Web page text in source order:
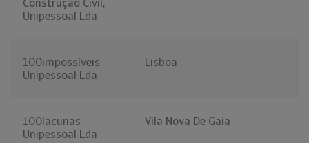
Construção Civil,
Unipessoal Lda
100impossíveis
Unipessoal Lda
Lisboa
100lacunas
Unipessoal Lda
Vila Nova De Gaia